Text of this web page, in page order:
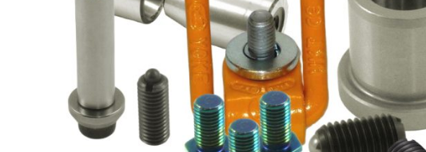
Gasdruckfedern und Tankplattensysteme